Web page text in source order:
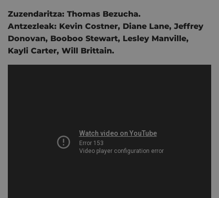
Zuzendaritza: Thomas Bezucha.
Antzezleak: Kevin Costner, Diane Lane, Jeffrey
Donovan, Booboo Stewart, Lesley Manville,
Kayli Carter, Will Brittain.